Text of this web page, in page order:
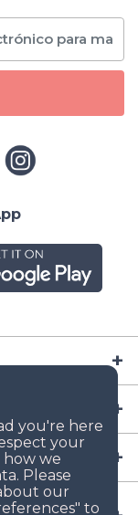
Artículos para